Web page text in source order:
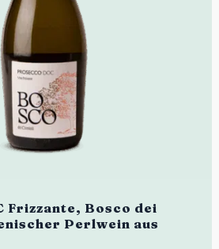
Frizzante, Bosco dei
Perlwein aus